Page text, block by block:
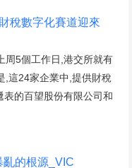
稅數字化賽道迎來
周5個工作日,港交所就有
,這24家企業中,提供財稅
的百望股份有限公司和
亂的根源_VIC